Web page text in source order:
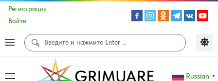
Регистрация
Войти
Russian ▼